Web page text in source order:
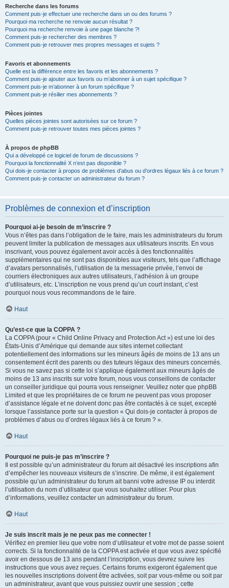
Recherche dans les forums
Comment puis-je effectuer une recherche dans un ou des forums ?
Pourquoi ma recherche ne renvoie aucun résultat ?
Pourquoi ma recherche renvoie à une page blanche ?!
Comment puis-je rechercher des membres ?
Comment puis-je retrouver mes propres messages et sujets ?
Favoris et abonnements
Quelle est la différence entre les favoris et les abonnements ?
Comment puis-je ajouter aux favoris ou m’abonner à un sujet spécifique ?
Comment puis-je m’abonner à un forum spécifique ?
Comment puis-je résilier mes abonnements ?
Pièces jointes
Quelles pièces jointes sont autorisées sur ce forum ?
Comment puis-je retrouver toutes mes pièces jointes ?
À propos de phpBB
Qui a développé ce logiciel de forum de discussions ?
Pourquoi la fonctionnalité X n’est pas disponible ?
Qui dois-je contacter à propos de problèmes d’abus ou d’ordres légaux liés à ce forum ?
Comment puis-je contacter un administrateur du forum ?
Problèmes de connexion et d’inscription
Pourquoi ai-je besoin de m’inscrire ?
Vous n’êtes pas dans l’obligation de le faire, mais les administrateurs du forum
peuvent limiter la publication de messages aux utilisateurs inscrits. En vous
inscrivant, vous pouvez également avoir accès à des fonctionnalités
supplémentaires qui ne sont pas disponibles aux visiteurs, tels que l’affichage
d’avatars personnalisés, l’utilisation de la messagerie privée, l’envoi de
courriers électroniques aux autres utilisateurs, l’adhésion à un groupe
d’utilisateurs, etc. L’inscription ne vous prend qu’un court instant, c’est
pourquoi nous vous recommandons de le faire.
Haut
Qu’est-ce que la COPPA ?
La COPPA (pour « Child Online Privacy and Protection Act ») est une loi des
États-Unis d’Amérique qui demande aux sites internet collectant
potentiellement des informations sur les mineurs âgés de moins de 13 ans un
consentement écrit des parents ou des tuteurs légaux des mineurs concernés.
Si vous ne savez pas si cette loi s’applique également aux mineurs âgés de
moins de 13 ans inscrits sur votre forum, nous vous conseillons de contacter
un conseiller juridique qui pourra vous renseigner. Veuillez noter que phpBB
Limited et que les propriétaires de ce forum ne peuvent pas vous proposer
d’assistance légale et ne doivent donc pas être contactés à ce sujet, excepté
lorsque l’assistance porte sur la question « Qui dois-je contacter à propos de
problèmes d’abus ou d’ordres légaux liés à ce forum ? ».
Haut
Pourquoi ne puis-je pas m’inscrire ?
Il est possible qu’un administrateur du forum ait désactivé les inscriptions afin
d’empêcher les nouveaux visiteurs de s’inscrire. De même, il est également
possible qu’un administrateur du forum ait banni votre adresse IP ou interdit
l’utilisation du nom d’utilisateur que vous souhaitez utiliser. Pour plus
d’informations, veuillez contacter un administrateur du forum.
Haut
Je suis inscrit mais je ne peux pas me connecter !
Vérifiez en premier lieu que votre nom d’utilisateur et votre mot de passe soient
corrects. Si la fonctionnalité de la COPPA est activée et que vous avez spécifié
avoir en dessous de 13 ans pendant l’inscription, vous devrez suivre les
instructions que vous avez reçues. Certains forums exigeront également que
les nouvelles inscriptions doivent être activées, soit par vous-même ou soit par
un administrateur, avant que vous puissiez ouvrir une session ; cette